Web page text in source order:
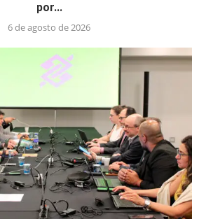
por...
6 de agosto de 2026